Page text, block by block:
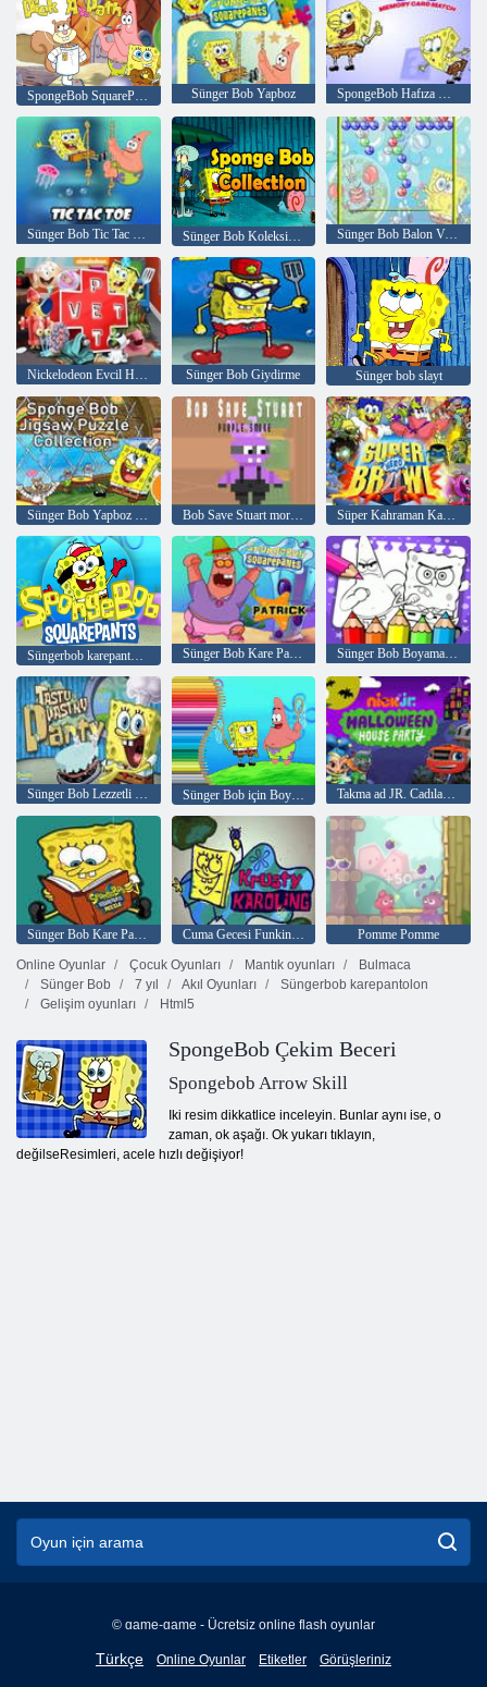
Sünger Bob Yapboz SpongeBob Hafıza Kartı Maçı
Sünger Bob Tic Tac Toe Sünger Bob Koleksiyonu Sünger Bob Balon Vuruşu
Nickelodeon Evcil Hayvan Veterineri Sünger Bob Giydirme Sünger bob slayt
Sünger Bob Yapboz koleksiyonu Bob Save Stuart mor duman Süper Kahraman Kavgası 4
Sünger Bob Kare Pantolon Patrick Sünger Bob Boyama Kitabı
Sünger Bob Lezzetli Pasta Partisi Sünger Bob için Boyama Kitabı Takma ad JR. Cadılar Bayramı Ev Partisi
Sünger Bob Kare Pantolon Bulmaca Cuma Gecesi Funkin' Krusty Karoling
Pomme Pomme
Online Oyunlar
Çocuk Oyunları Mantık oyunları
Bulmaca
Sünger Bob
7 yıl Akıl Oyunları
Süngerbob karepantolon
Gelişim oyunları
Html5
SpongeBob Çekim Beceri
Spongebob Arrow Skill
Iki resim dikkatlice inceleyin. Bunlar aynı ise, o
zaman, ok aşağı. Ok yukarı tıklayın,
değilseResimleri, acele hızlı değişiyor!
© game-game - Ücretsiz online flash oyunlar
Türkçe
English
Online Oyunlar Etiketler Görüşleriniz